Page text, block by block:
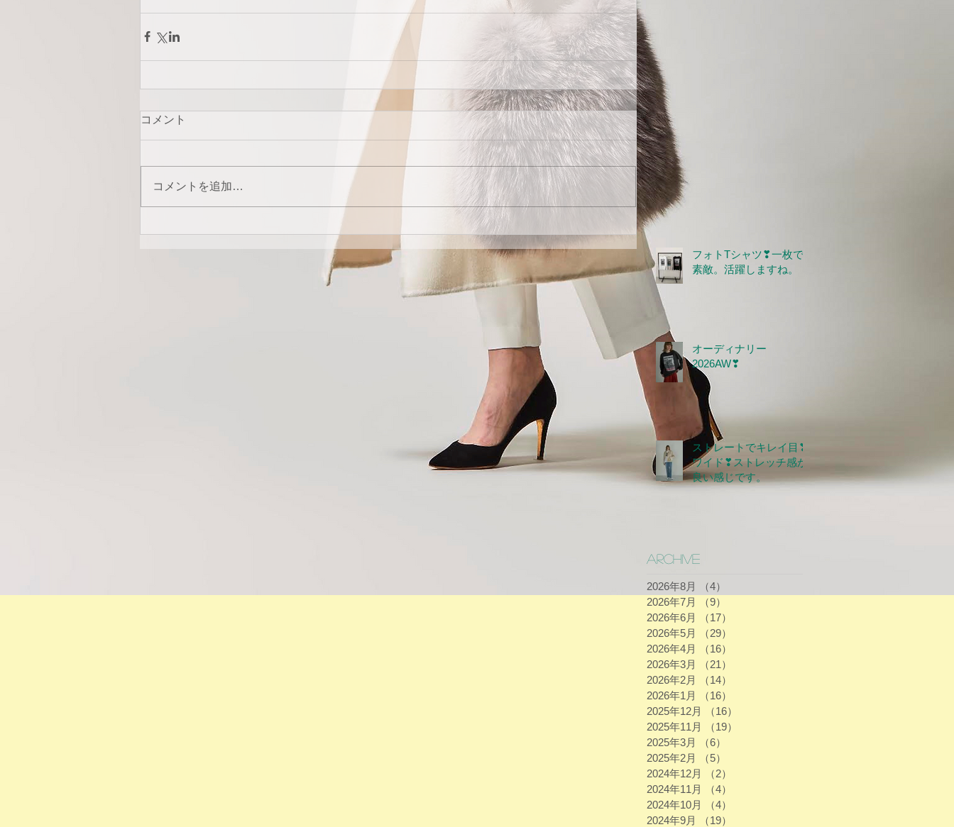
コメント
コメントを追加…
フォトTシャツ❣一枚で
素敵。活躍しますね。
オーディナリー
2026AW❣
ストレートでキレイ目❣
ワイド❣ストレッチ感が
良い感じです。
Archive
2026年8月 （4）
2026年7月
（9）
2026年6月
（17）
2026年5月
（29）
2026年4月
（16）
2026年3月
（21）
2026年2月
（14）
2026年1月
（16）
2025年12月
（16）
2025年11月
（19）
2025年3月
（6）
2025年2月
（5）
2024年12月
（2）
2024年11月
（4）
2024年10月
（4）
2024年9月
（19）